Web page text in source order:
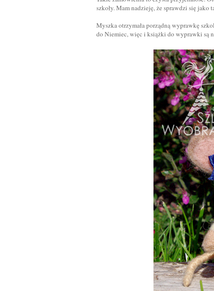
szkoły. Mam nadzieję, że sprawdzi się jako
Myszka otrzymała porządną wyprawkę
do Niemiec, więc i książki do wyprawki są